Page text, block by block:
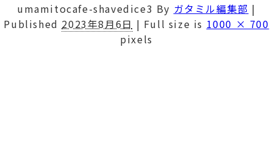
umamitocafe-shavedice3 By ガタミル編集部 |
Published 2023年8月6日 | Full size is 1000 × 700
pixels